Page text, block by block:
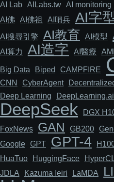
AI Lab AILabs.tw AI monitoring
AI佛
AI佛祖 AI哨兵 AI字
AI搜尋引擎 AI教育 AI模型
AI算力 AI造字 AI醫療
Big Data Biped CAMPFIRE
CNN Cyber​​Agent
Deep Learning
DeepLearning.ai
DeepSeek DGX
FoxNews
GAN GB200
Google GPT GPT-4
HuaTuo
HuggingFace
JDLA Kazuma Ieiri LaMDA